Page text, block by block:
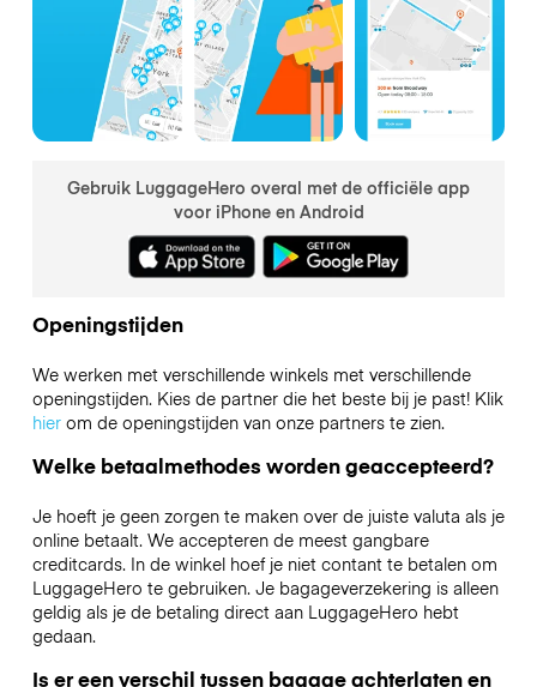
Gebruik LuggageHero overal met de officiële app
voor iPhone en Android
Openingstijden
We werken met verschillende winkels met verschillende
openingstijden. Kies de partner die het beste bij je past! Klik
hierom de openingstijden van onze partners te zien.
Welke betaalmethodes worden geaccepteerd?
Je hoeft je geen zorgen te maken over de juiste valuta als je
online betaalt. We accepteren de meest gangbare
creditcards. In de winkel hoef je niet contant te betalen om
LuggageHero te gebruiken. Je bagageverzekering is alleen
geldig als je de betaling direct aan LuggageHero hebt
gedaan.
Is er een verschil tussen bagage achterlaten en